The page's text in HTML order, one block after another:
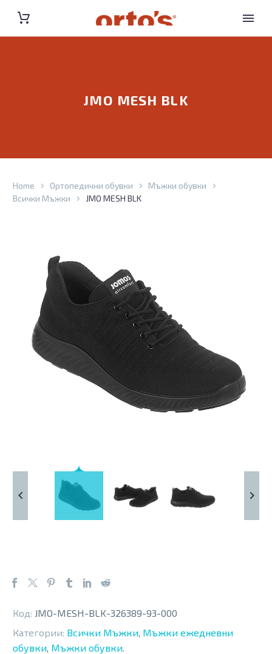
JMO MESH BLK
Home Ортопедични обувки
Мъжки обувки
Всички Мъжки
JMO MESH BLK
Код: JMO-MESH-BLK-326389-93-000
Категории: Всички Мъжки, Мъжки ежедневни
обувки, Мъжки обувки.